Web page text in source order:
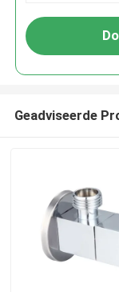
Geadviseerde